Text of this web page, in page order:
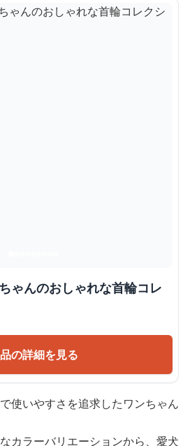
の詳細を見る
使いやすさを追求したワンちゃん
カラーバリエーションから、愛犬